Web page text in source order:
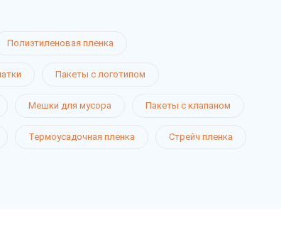
Полиэтиленовая пленка
Пакеты с логотипом
Мешки для мусора Пакеты с клапаном
Термоусадочная пленка Стрейч пленка